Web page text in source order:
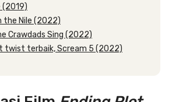
(2019)
the Nile (2022)
Crawdads Sing (2022)
twist terbaik, Scream 5 (2022)